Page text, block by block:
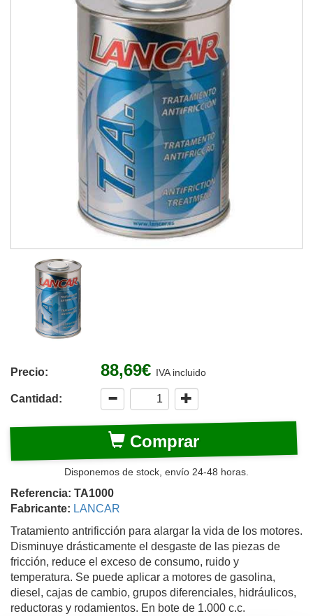
Precio: 88,69€ IVA incluido
Cantidad:
Comprar
Disponemos de stock, envío 24-48 horas.
Referencia: TA1000
Fabricante: LANCAR
Tratamiento antrificción para alargar la vida de los motores.
Disminuye drásticamente el desgaste de las piezas de
fricción, reduce el exceso de consumo, ruido y
temperatura. Se puede aplicar a motores de gasolina,
diesel, cajas de cambio, grupos diferenciales, hidráulicos,
reductoras y rodamientos. En bote de 1.000 c.c.